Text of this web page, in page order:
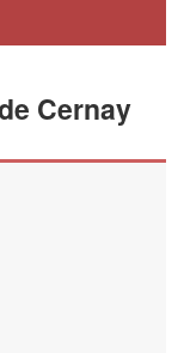
Cernay